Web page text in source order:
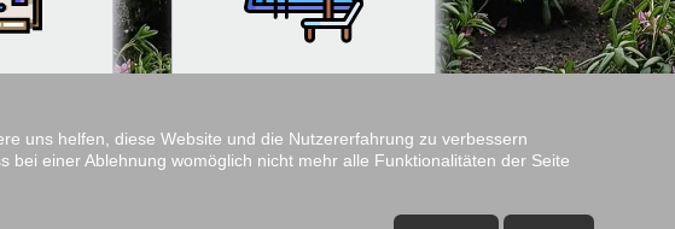
uns helfen, diese Website und die Nutzererfahrung zu verbessern
einer Ablehnung womöglich nicht mehr alle Funktionalitäten der Seite